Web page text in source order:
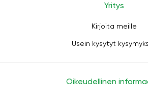
Yritys
Kirjoita meille
Usein kysytyt
Oikeudellinen